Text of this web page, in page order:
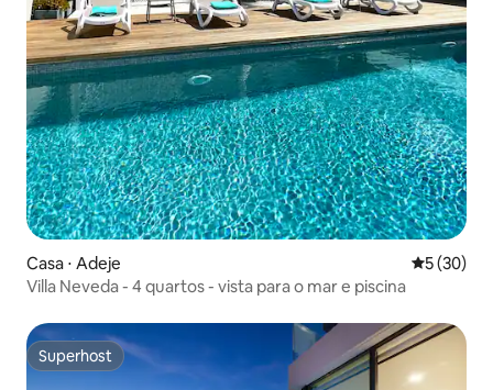
Casa ⋅ Adeje 5 de uma
5 (30)
Villa Neveda - 4 quartos - vista para o mar e piscina
Superhost
Superhost